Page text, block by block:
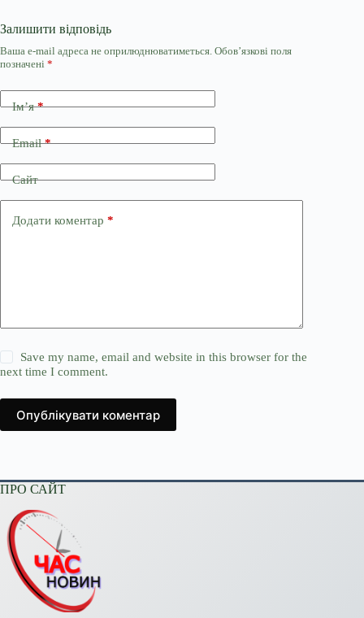
Залишити відповідь
Ваша e-mail адреса не оприлюднюватиметься. Обов’язкові поля
позначені *
Ім’я*
Email*
Сайт
Додати коментар *
Save my name, email and website in this browser for the
next time I comment.
Опублікувати коментар
ПРО САЙТ